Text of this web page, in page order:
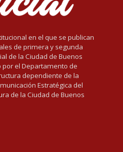
en el que se publican
de primera y segunda
de la Ciudad de Buenos
el Departamento de
dependiente de la
Estratégica del
de la Ciudad de Buenos